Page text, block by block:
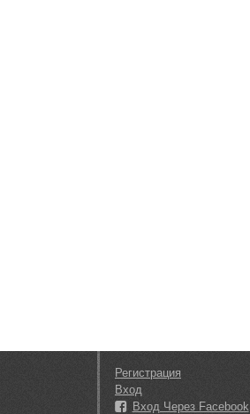
Регистрация
Вход
Вход Через Facebook